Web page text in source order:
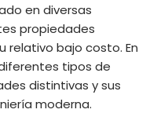
en diversas
propiedades
relativo bajo costo. En
tipos de
distintivas y sus
moderna.